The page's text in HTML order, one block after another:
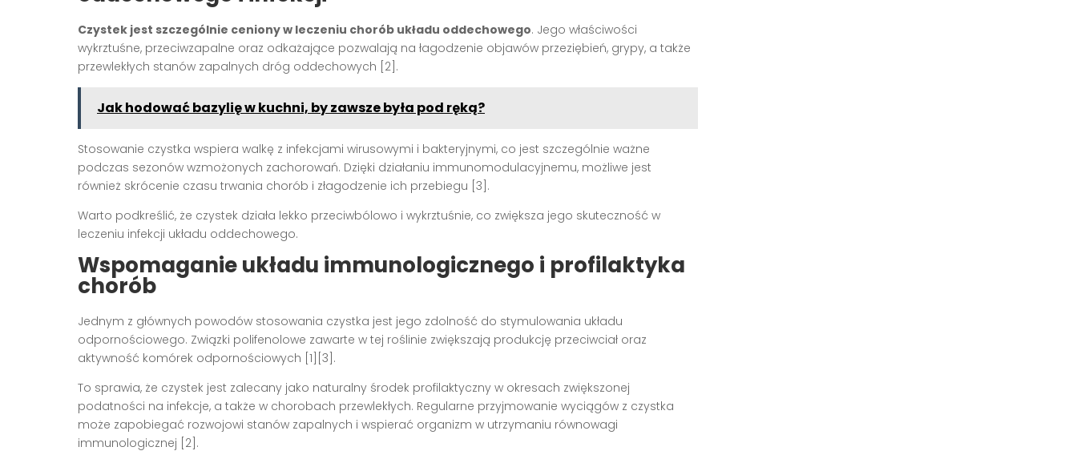
Czystek jest szczególnie ceniony w leczeniu chorób układu oddechowego. Jego właściwości
wykrztuśne, przeciwzapalne oraz odkażające pozwalają na łagodzenie objawów przeziębień, grypy, a także
przewlekłych stanów zapalnych dróg oddechowych [2].
Jak hodować bazylię w kuchni, by zawsze była pod ręką?
Stosowanie czystka wspiera walkę z infekcjami wirusowymi i bakteryjnymi, co jest szczególnie ważne
podczas sezonów wzmożonych zachorowań. Dzięki działaniu immunomodulacyjnemu, możliwe jest
również skrócenie czasu trwania chorób i złagodzenie ich przebiegu [3].
Warto podkreślić, że czystek działa lekko przeciwbólowo i wykrztuśnie, co zwiększa jego skuteczność w
leczeniu infekcji układu oddechowego.
Wspomaganie układu immunologicznego i profilaktyka
chorób
Jednym z głównych powodów stosowania czystka jest jego zdolność do stymulowania układu
odpornościowego. Związki polifenolowe zawarte w tej roślinie zwiększają produkcję przeciwciał oraz
aktywność komórek odpornościowych [1][3].
To sprawia, że czystek jest zalecany jako naturalny środek profilaktyczny w okresach zwiększonej
podatności na infekcje, a także w chorobach przewlekłych. Regularne przyjmowanie wyciągów z czystka
może zapobiegać rozwojowi stanów zapalnych i wspierać organizm w utrzymaniu równowagi
immunologicznej [2].